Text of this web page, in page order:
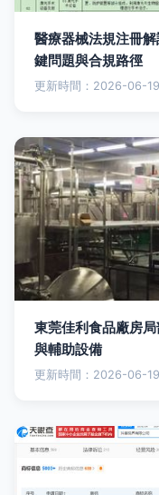
醫療器械法規注冊
鍵問題與合規路徑
更新時間：2026-06-
東莞佳利食品廠房
與輔助設備
更新時間：2026-06-